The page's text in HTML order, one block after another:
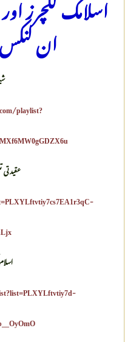
ان لنکس
playlist?
عقیدتی